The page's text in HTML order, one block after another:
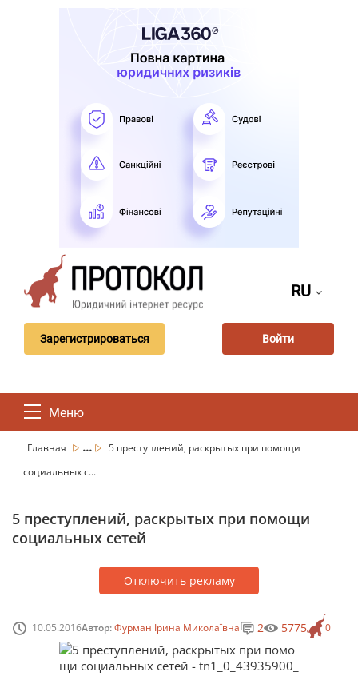
RU
Зарегистрироваться Войти
Меню
Главная ...
5 преступлений, раскрытых при помощи
социальных с...
5 преступлений, раскрытых при помощи
социальных сетей
Отключить рекламу
10.05.2016Автор:Фурман Ірина Миколаївна 0
2 5775